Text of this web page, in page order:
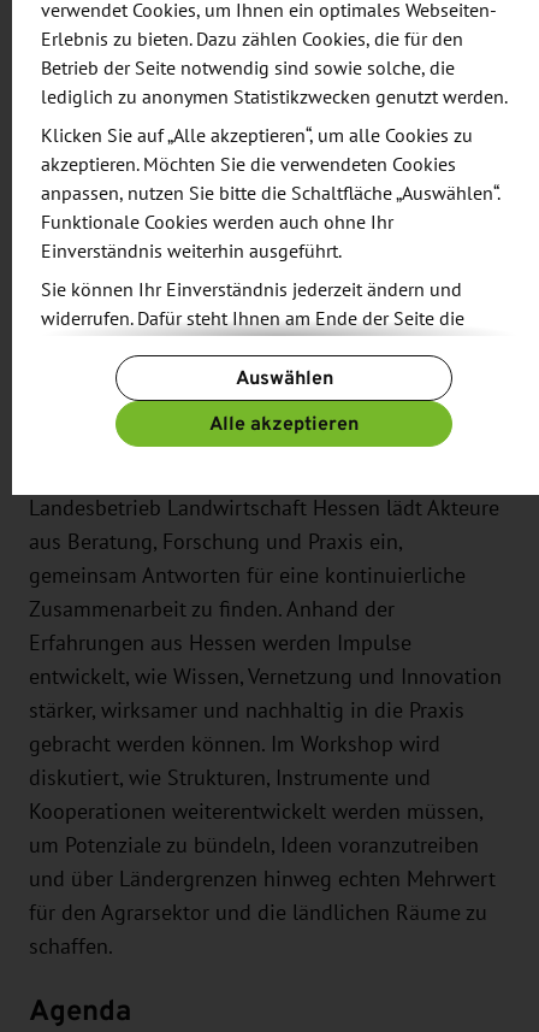
Sachsen-Anhalt die Gelegenheit, AKIS in Aktion zu
erleben.
Doch wie kann diese Zusammenarbeit ganz
konkret aussehen? Wie gelingt es, aus guten
Ansätzen verlässliche Strukturen und aus
punktuellen Begegnungen dauerhafte
Kooperationen zu entwickeln? Genau hier setzen
Aspekte des AKIS vertiefen und praxisnah
weiterdenken. Einer dieser Workshops richtet den
Blick besonders auf die länderübergreifende
Zusammenarbeit – und darauf, wie Vernetzung
strategisch wirksam gestaltet werden kann:
Landesbetrieb Landwirtschaft Hessen lädt Akteure
aus Beratung, Forschung und Praxis ein,
gemeinsam Antworten für eine kontinuierliche
Zusammenarbeit zu finden. Anhand der
Erfahrungen aus Hessen werden Impulse
entwickelt, wie Wissen, Vernetzung und Innovation
stärker, wirksamer und nachhaltig in die Praxis
gebracht werden können. Im Workshop wird
diskutiert, wie Strukturen, Instrumente und
Kooperationen weiterentwickelt werden müssen,
um Potenziale zu bündeln, Ideen voranzutreiben
und über Ländergrenzen hinweg echten Mehrwert
für den Agrarsektor und die ländlichen Räume zu
schaffen.
Agenda
verwendet Cookies, um Ihnen ein optimales Webseiten-
Erlebnis zu bieten. Dazu zählen Cookies, die für den
Betrieb der Seite notwendig sind sowie solche, die
lediglich zu anonymen Statistikzwecken genutzt werden.
Klicken Sie auf „Alle akzeptieren“, um alle Cookies zu
akzeptieren. Möchten Sie die verwendeten Cookies
anpassen, nutzen Sie bitte die Schaltfläche „Auswählen“.
Funktionale Cookies werden auch ohne Ihr
Einverständnis weiterhin ausgeführt.
Sie können Ihr Einverständnis jederzeit ändern und
widerrufen. Dafür steht Ihnen am Ende der Seite die
Verfügung.
Weitere Informationen finden Sie in unseren
Datenschutzbestimmungenund ergänzend in unserem
Auswählen
Alle akzeptieren